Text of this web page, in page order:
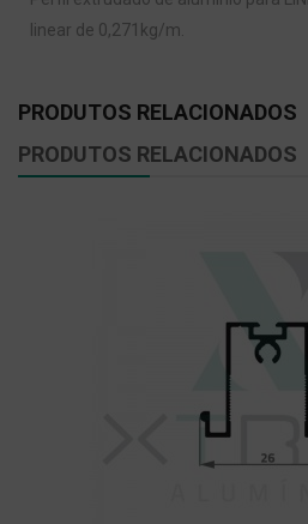
linear de 0,271kg/m.
PRODUTOS RELACIONADOS
PRODUTOS RELACIONADOS